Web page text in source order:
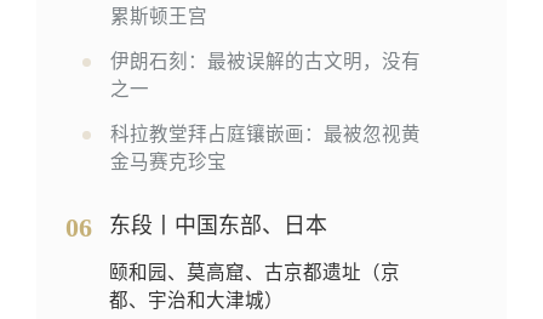
累斯顿王宫
伊朗石刻：最被误解的古文明，没有
之一
科拉教堂拜占庭镶嵌画：最被忽视黄
金马赛克珍宝
06 东段丨中国东部、日本
颐和园、莫高窟、古京都遗址（京
都、宇治和大津城）